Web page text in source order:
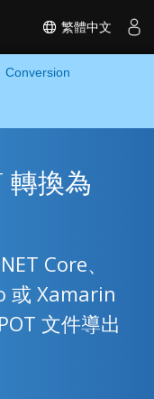
繁體中文
Conversion
轉換為
Core、
或 Xamarin
文件導出